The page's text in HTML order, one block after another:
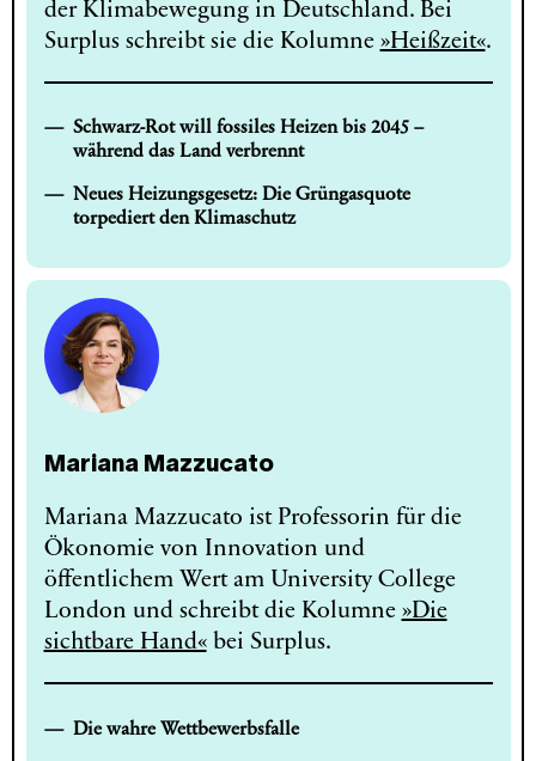
der Klimabewegung in Deutschland. Bei
Surplus schreibt sie die Kolumne »Heißzeit«.
Schwarz-Rot will fossiles Heizen bis 2045 –
während das Land verbrennt
Neues Heizungsgesetz: Die Grüngasquote
torpediert den Klimaschutz
Mariana Mazzucato
Mariana Mazzucato ist Professorin für die
Ökonomie von Innovation und
öffentlichem Wert am University College
London und schreibt die Kolumne »Die
sichtbare Hand«bei Surplus.
Die wahre Wettbewerbsfalle